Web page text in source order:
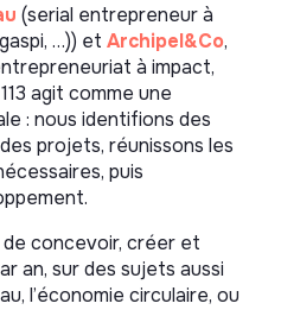
(serial entrepreneur à
…)) et Archipel&Co,
à impact,
agit comme une
: nous identifions des
projets, réunissons les
puis
de concevoir, créer et
an, sur des sujets aussi
l’économie circulaire, ou